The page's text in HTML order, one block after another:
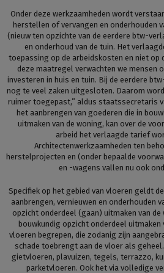
Onder deze werkzaamheden wordt
herstellen of vervangen en onderhouden
(nieuw ten opzichte van de eerdere btw-
en onderhoud van de tuin. Het
toepassing op de arbeidskosten en niet op
deze maatregel verwachten we mensen
investeren in huis en tuin. Bij de eerdere
nog te veel zaken uitgesloten. Daarom
ruimer toegepast,” aldus staatssecretaris
het aanbrengen van goederen die in
uitmaken van de woning, kan over de
arbeid het verlaagde tarief
Architectenwerkzaamheden ten
herstelprojecten en (onder bepaalde
en -wagens vallen nu ook
Specifiek op het gebied van vloeren geldt
aanbrengen, vernieuwen en onderhouden
opzicht onderdeel (gaan) uitmaken van de
bouwkundig opzicht onderdeel uitmaken
vloeren begrepen, die zodanig zijn
schade toebrengt aan de vloer als
gietvloeren, plavuizen, tegels, terrazzo,
parketvloeren. Ook het via volledige